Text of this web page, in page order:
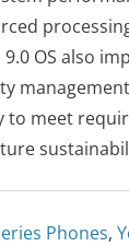
OS also
to meet
Phones,